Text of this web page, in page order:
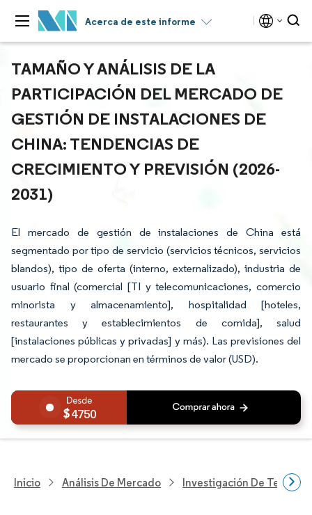
Acerca de este informe
TAMAÑO Y ANÁLISIS DE LA
PARTICIPACIÓN DEL MERCADO DE
GESTIÓN DE INSTALACIONES DE
CHINA: TENDENCIAS DE
CRECIMIENTO Y PREVISIÓN (2026-
2031)
El mercado de gestión de instalaciones de China está
segmentado por tipo de servicio (servicios técnicos, servicios
blandos), tipo de oferta (interno, externalizado), industria de
usuario final (comercial [TI y telecomunicaciones, comercio
minorista y almacenamiento], hospitalidad [hoteles,
restaurantes y establecimientos de comida], salud
[instalaciones públicas y privadas] y más). Las previsiones del
mercado se proporcionan en términos de valor (USD).
4750
Inicio Análisis De Mercado Investigación De